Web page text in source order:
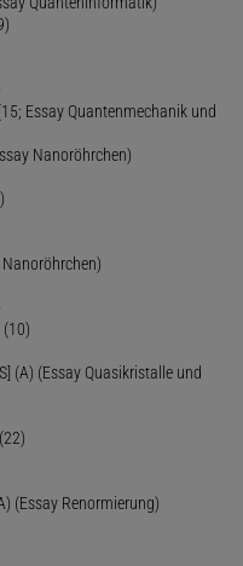
Essay Quantenmechanik und
Nanoröhrchen)
(10)
(A) (Essay Quasikristalle und
(Essay Renormierung)